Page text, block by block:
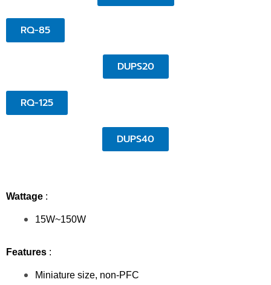
RQ-85
DUPS20
RQ-125
DUPS40
Wattage :
15W~150W
Features :
Miniature size, non-PFC